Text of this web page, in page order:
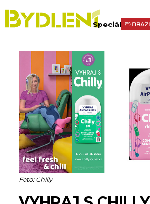
Speciál
Foto: Chilly